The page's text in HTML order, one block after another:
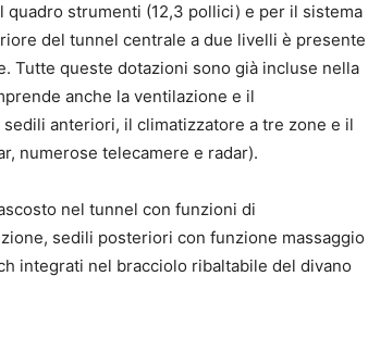
strumenti (12,3 pollici) e per il sistema
del tunnel centrale a due livelli è presente
Tutte queste dotazioni sono già incluse nella
anche la ventilazione e il
anteriori, il climatizzatore a tre zone e il
numerose telecamere e radar).
nel tunnel con funzioni di
sedili posteriori con funzione massaggio
integrati nel bracciolo ribaltabile del divano